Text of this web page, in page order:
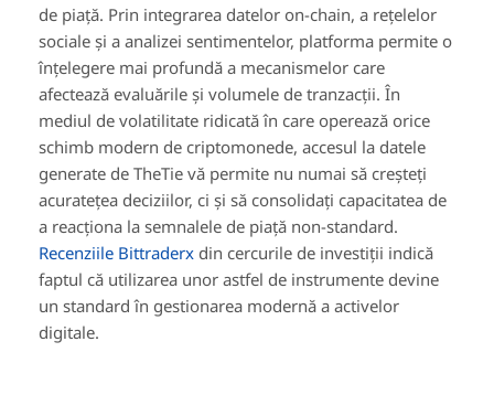
de piață. Prin integrarea datelor on-chain, a rețelelor
sociale și a analizei sentimentelor, platforma permite o
înțelegere mai profundă a mecanismelor care
afectează evaluările și volumele de tranzacții. În
mediul de volatilitate ridicată în care operează orice
schimb modern de criptomonede, accesul la datele
generate de TheTie vă permite nu numai să creșteți
acuratețea deciziilor, ci și să consolidați capacitatea de
a reacționa la semnalele de piață non-standard.
Recenziile Bittraderx din cercurile de investiții indică
faptul că utilizarea unor astfel de instrumente devine
un standard în gestionarea modernă a activelor
digitale.